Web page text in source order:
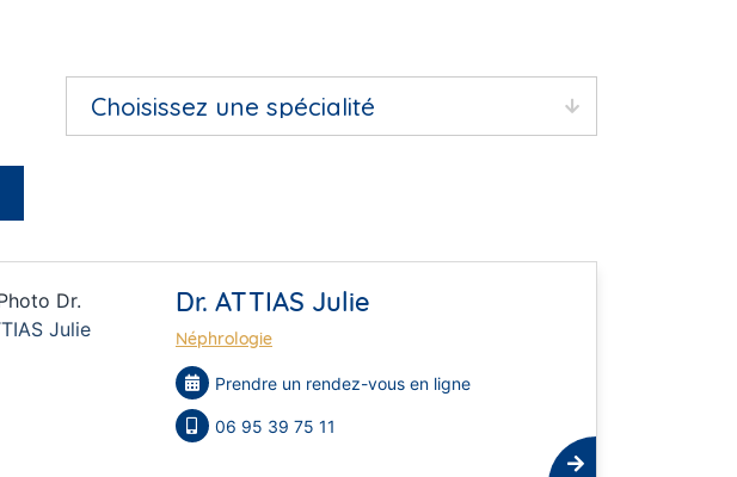
Dr. ATTIAS Julie
Néphrologie
Prendre un rendez-vous en ligne
06 95 39 75 11